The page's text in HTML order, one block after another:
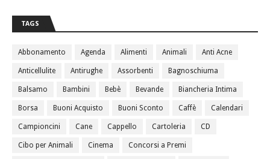
TAGS
Abbonamento Agenda Alimenti Animali Anti Acne
Anticellulite Antirughe Assorbenti Bagnoschiuma
Balsamo Bambini Bebè Bevande Biancheria Intima
Borsa Buoni Acquisto Buoni Sconto Caffè Calendari
Campioncini Cane Cappello Cartoleria CD
Cibo per Animali Cinema Concorsi a Premi